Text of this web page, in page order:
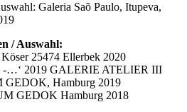
Galeria Saõ Paulo, Itupeva,
/ Auswahl:
25474 Ellerbek 2020
-…‘ 2019 GALERIE ATELIER III
GEDOK, Hamburg 2019
GEDOK Hamburg 2018